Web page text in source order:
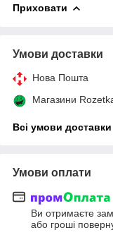
Приховати
Умови доставки
Нова Пошта
Магазини
Всі умови доставки
Умови оплати
Ви отримаєте
або гроші